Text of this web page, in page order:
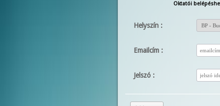
Oktatói
Helyszín :
Emailcím :
Jelszó :